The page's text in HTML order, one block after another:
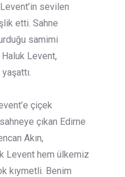
sevilen
etti. Sahne
samimi
Levent,
çiçek
çıkan Edirne
Akın,
Levent hem ülkemiz
kıymetli. Benim